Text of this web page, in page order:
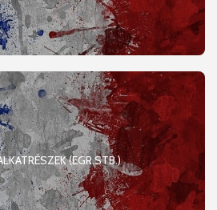
(EGR.STB.)